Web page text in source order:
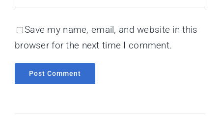
Save my name, email, and website in this
browser for the next time I comment.